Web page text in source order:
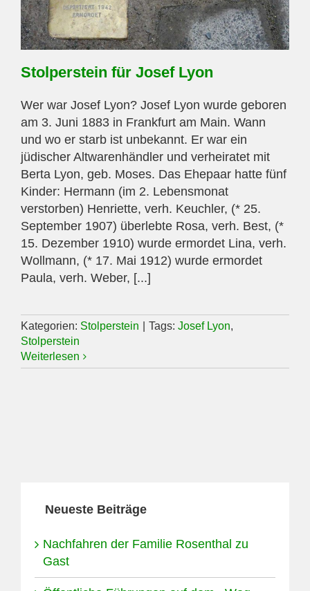
Stolperstein für Josef Lyon
Wer war Josef Lyon? Josef Lyon wurde geboren
am 3. Juni 1883 in Frankfurt am Main. Wann
und wo er starb ist unbekannt. Er war ein
jüdischer Altwarenhändler und verheiratet mit
Berta Lyon, geb. Moses. Das Ehepaar hatte fünf
Kinder: Hermann (im 2. Lebensmonat
verstorben) Henriette, verh. Keuchler, (* 25.
September 1907) überlebte Rosa, verh. Best, (*
15. Dezember 1910) wurde ermordet Lina, verh.
Wollmann, (* 17. Mai 1912) wurde ermordet
Paula, verh. Weber, [...]
Kategorien: Stolperstein Tags: Josef Lyon,
Stolperstein
Weiterlesen
Neueste Beiträge
Nachfahren der Familie Rosenthal zu
Gast